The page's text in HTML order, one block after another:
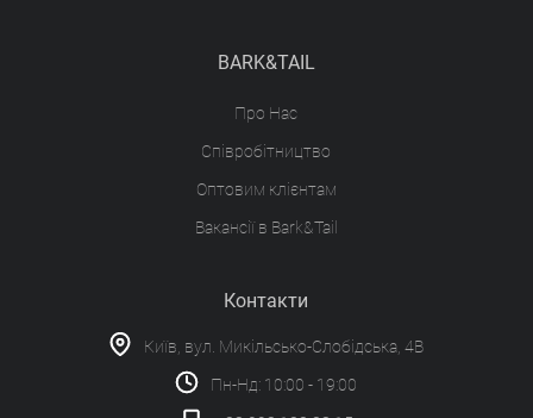
BARK&TAIL
Про Нас
Співробітництво
Оптовим клієнтам
Вакансії в Bark&Tail
Контакти
Київ, вул. Микільсько-Слобідська, 4В
Пн-Нд: 10:00 - 19:00